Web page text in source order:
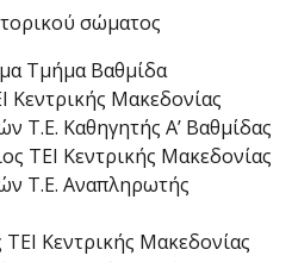
σώματος
Τμήμα Βαθμίδα
Κεντρικής Μακεδονίας
Τ.Ε. Καθηγητής Α’ Βαθμίδας
ΤΕΙ Κεντρικής Μακεδονίας
Τ.Ε. Αναπληρωτής
Κεντρικής Μακεδονίας